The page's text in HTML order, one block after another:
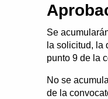
Se
la solicitud, la
punto 9 de la
No se
de la